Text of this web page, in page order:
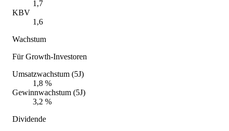
1,7
KBV
1,6
Wachstum
Für Growth-Investoren
Umsatzwachstum (5J)
1,8 %
Gewinnwachstum (5J)
3,2 %
Dividende